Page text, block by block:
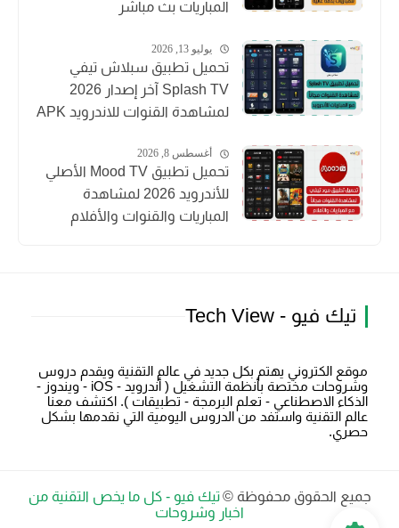
المباريات بث مباشر
يوليو 13, 2026
تحميل تطبيق سبلاش تيفي
Splash TV آخر إصدار 2026
لمشاهدة القنوات للاندرويد APK
أغسطس 8, 2026
تحميل تطبيق Mood TV الأصلي
للأندرويد 2026 لمشاهدة
المباريات والقنوات والأفلام
تيك فيو - Tech View
موقع الكتروني يهتم بكل جديد في عالم التقنية ويقدم دروس
وشروحات مختصة بأنظمة التشغيل ( أندرويد - iOS - ويندوز -
الذكاء الاصطناعي - تعلم البرمجة - تطبيقات ). اكتشف معنا
عالم التقنية واستفد من الدروس اليومية التي نقدمها بشكل
حصري.
جميع الحقوق محفوظة © تيك فيو - كل ما يخص التقنية من
اخبار وشروحات